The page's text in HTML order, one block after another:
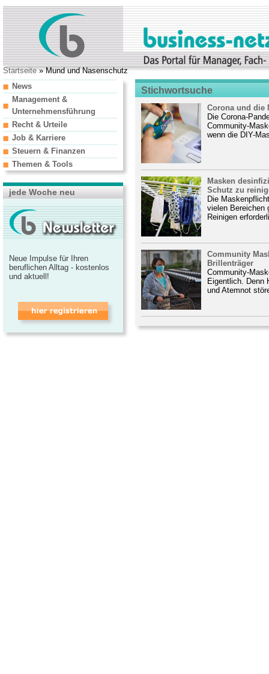
Startseite» Mund und Nasenschutz
Stichwortsuche
Corona und die
Die Corona-
Community-
wenn die DIY-
Masken
Schutz zu
Die
vielen Bereichen
Reinigen
Community
Brillenträger
Community-
Eigentlich. Denn
und Atemnot
News
Management &
Unternehmensführung
Recht & Urteile
Job & Karriere
Steuern & Finanzen
Themen & Tools
jede Woche neu
Neue Impulse für Ihren
beruflichen Alltag - kostenlos
und aktuell!